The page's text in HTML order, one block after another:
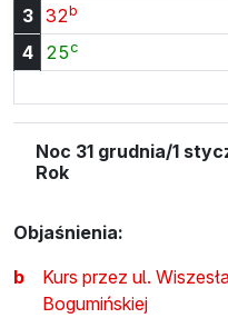
3 32b
4
25c
Noc 31 grudnia/1
Rok
Objaśnienia:
b
Kurs przez ul.
Bogumińskiej